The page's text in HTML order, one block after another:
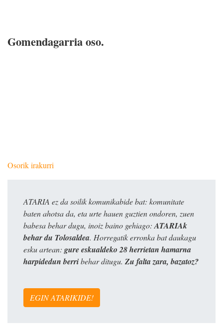
Gomendagarria oso.
Osorik irakurri
ATARIA ez da soilik komunikabide bat: komunitate
baten ahotsa da, eta urte hauen guztien ondoren, zuen
babesa behar dugu, inoiz baino gehiago:ATARIAk
behar du Tolosaldea. Horregatik erronka bat daukagu
esku artean: gure eskualdeko 28 herrietan hamarna
harpidedun berribehar ditugu. Zu falta zara, bazatoz?
EGIN ATARIKIDE!